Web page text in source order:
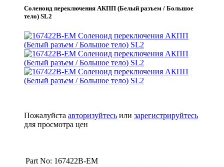
Соленоид переключения АКПП (Белый разъем / Большое
тело) SL2
Пожалуйста авторизуйтесь или зарегистрируйтесь
для просмотра цен
Part No: 167422B-EM